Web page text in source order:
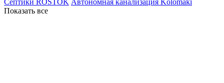
Септики ROSTOK Автономная канализация Kolomaki
Показать все